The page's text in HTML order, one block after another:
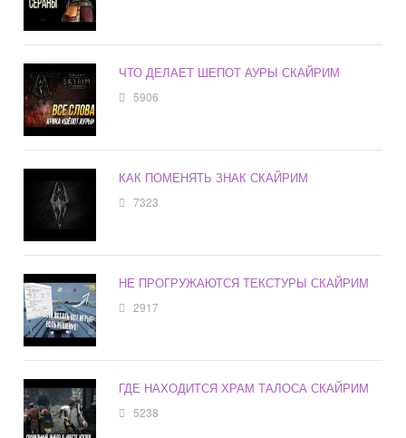
ЧТО ДЕЛАЕТ ШЕПОТ АУРЫ СКАЙРИМ
5906
КАК ПОМЕНЯТЬ ЗНАК СКАЙРИМ
7323
НЕ ПРОГРУЖАЮТСЯ ТЕКСТУРЫ СКАЙРИМ
2917
ГДЕ НАХОДИТСЯ ХРАМ ТАЛОСА СКАЙРИМ
5238